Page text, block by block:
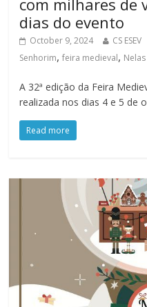
dias do evento
October 9, 2024 CS ESEV
Senhorim,feira medieval, Nelas
A 32ª edição da Feira
realizada nos dias 4 e 5 de
Read more